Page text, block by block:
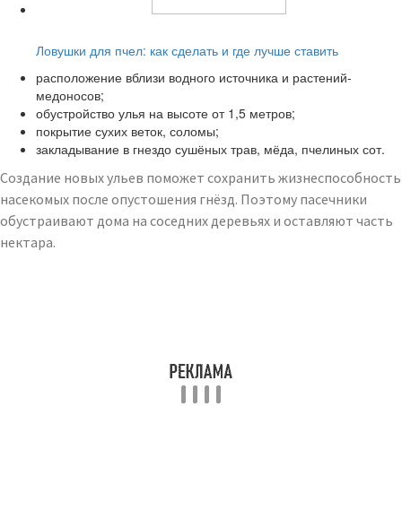
Ловушки для пчел: как сделать и где лучше ставить
расположение вблизи водного источника и растений-
медоносов;
обустройство улья на высоте от 1,5 метров;
покрытие сухих веток, соломы;
закладывание в гнездо сушёных трав, мёда, пчелиных сот.
Создание новых ульев поможет сохранить жизнеспособность
насекомых после опустошения гнёзд. Поэтому пасечники
обустраивают дома на соседних деревьях и оставляют часть
нектара.